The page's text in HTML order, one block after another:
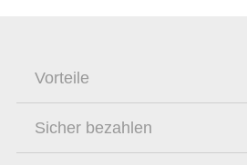
Vorteile
Sicher bezahlen